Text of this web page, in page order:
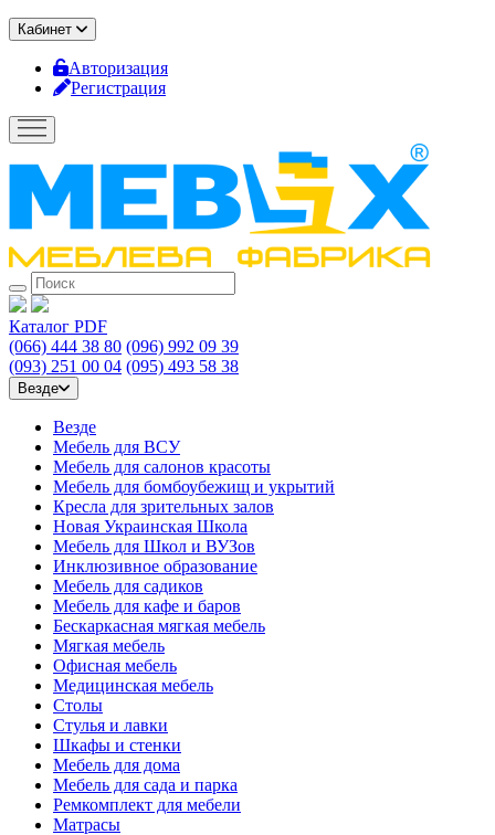
Кабинет
Авторизация
Регистрация
Каталог PDF
(066) 444 38 80 (096) 992 09 39
(093) 251 00 04 (095) 493 58 38
Везде
Везде
Мебель для ВСУ
Мебель для салонов красоты
Мебель для бомбоубежищ и укрытий
Кресла для зрительных залов
Новая Украинская Школа
Мебель для Школ и ВУЗов
Инклюзивное образование
Мебель для садиков
Мебель для кафе и баров
Бескаркасная мягкая мебель
Мягкая мебель
Офисная мебель
Медицинская мебель
Столы
Стулья и лавки
Шкафы и стенки
Мебель для дома
Мебель для сада и парка
Ремкомплект для мебели
Матрасы